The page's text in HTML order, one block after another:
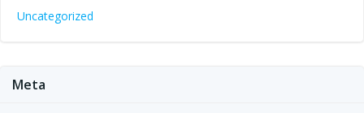
Uncategorized
Meta